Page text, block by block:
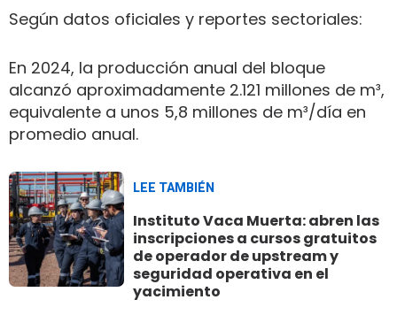
Según datos oficiales y reportes sectoriales:
En 2024, la producción anual del bloque
alcanzó aproximadamente 2.121 millones de m³,
equivalente a unos 5,8 millones de m³/día en
promedio anual.
LEE TAMBIÉN
Instituto Vaca Muerta: abren las
inscripciones a cursos gratuitos
de operador de upstream y
seguridad operativa en el
yacimiento